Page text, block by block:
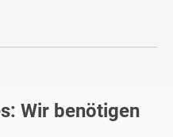
und Postfilialen
Wir benötigen